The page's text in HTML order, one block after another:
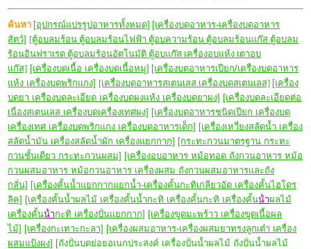
ค้นหา [อุปกรณ์แปรรูปอาหารทั้งหมด] [เครื่องบดอาหาร-เครื่องบดอาหาร
สัตว์] [ตู้อบลมร้อน ตู้อบลมร้อนไฟฟ้า ตู้อบความร้อน ตู้อบลมร้อนแก๊ส ตู้อบลม
ร้อนอินฟราเรด ตู้อบลมร้อนอัตโนมัติ ตู้อบแก๊ส เครื่องอบแห้ง เตาอบ
แก๊ส] [เครื่องบดเนื้อ เครื่องบดเนื้อหมู] [เครื่องบดอาหารเปียก/เครื่องบดอาหาร
แห้ง เครื่องบดพริกแกง] [เครื่องบดอาหารสเตนเลส เครื่องบดสเตนเลส] [เครื่อง
บดยา เครื่องบดละเอียด เครื่องบดผงแห้ง เครื่องบดยาผง] [เครื่องบดละเอียดต่อ
เนื่องสเตนเลส เครื่องบดเครื่องเทศผง] [เครื่องบดอาหารชนิดเปียก เครื่องบด
เครื่องเทศ เครื่องบดพริกแกง เครื่องบดอาหารเด็ก] [เครื่องเหวี่ยงสลัดน้ำ เครื่อง
สลัดน้ำมัน เครื่องสลัดน้ำผัก เครื่องแยกกาก] [กระทะกวนมาตรฐาน กระทะ
กวนชั้นเดียว กระทะกวนผสม] [เครื่องอบอาหาร หม้อทอด ถังกวนอาหาร หม้อ
กวนผสมอาหาร หม้อกวนอาหาร เครื่องผสม ถังกวนผสมอาหารและถัง
กลั่น] [เครื่องคั้นน้ำแยกกากแยกน้ำ-เครื่องคั้นกะทิเกลียวอัด เครื่องคั้นไฮโดร
ลิค] [เครื่องคั้นน้ำผลไม้ เครื่องคั้นน้ำกะทิ เครื่องคั้นกะทิ เครื่องคั้นน้ําผลไม้
เครื่องคั้นน้ํากะทิ เครื่องปั่นแยกกาก] [เครื่องขูดมะพร้าว เครื่องขูดเนื้อผล
ไม้] [เครื่องกะเทาะกะลา] [เครื่องผสมอาหาร-เครื่องผสมยาทรงลูกเต๋า เครื่อง
ผสมแป้งผง] [ถังปั่นบดย่อยอเนกประสงค์ เครื่องปั่นน้ำผลไม้ ถังปั่นน้ำผลไม้